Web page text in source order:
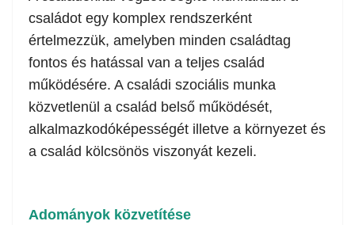
családot egy komplex rendszerként
értelmezzük, amelyben minden családtag
fontos és hatással van a teljes család
működésére. A családi szociális munka
közvetlenül a család belső működését,
alkalmazkodóképességét illetve a környezet és
a család kölcsönös viszonyát kezeli.
Adományok közvetítése